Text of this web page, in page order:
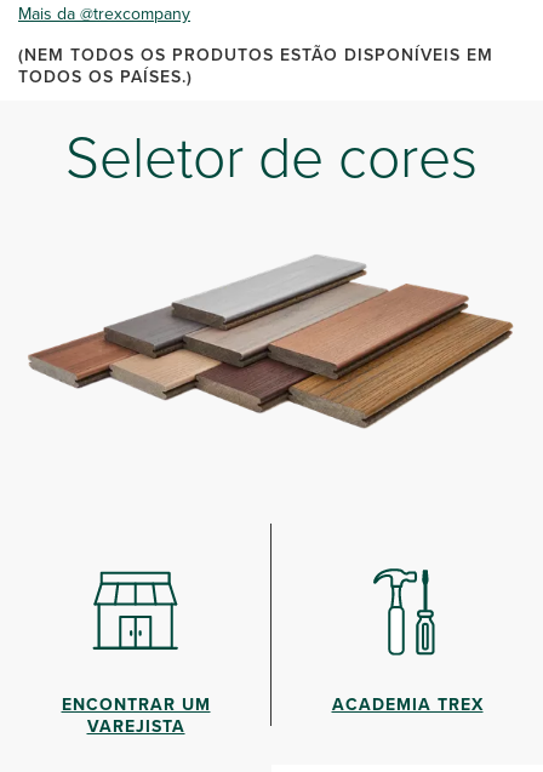
Mais da @trexcompany
(NEM TODOS OS PRODUTOS ESTÃO DISPONÍVEIS EM
TODOS OS PAÍSES.)
Seletor de cores
ENCONTRAR UM
VAREJISTA
ACADEMIA TREX